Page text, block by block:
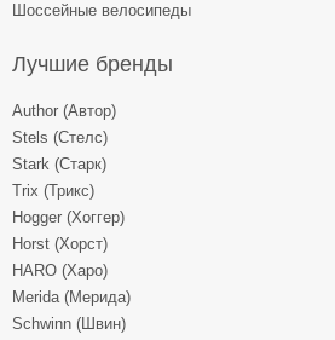
Шоссейные велосипеды
Лучшие бренды
Author (Автор)
Stels (Стелс)
Stark (Старк)
Trix (Трикс)
Hogger (Хоггер)
Horst (Хорст)
HARO (Харо)
Merida (Мерида)
Schwinn (Швин)